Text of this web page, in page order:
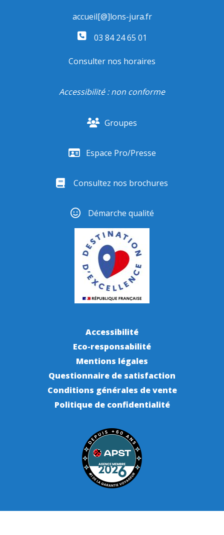
accueil[@]lons-jura.fr
03 84 24 65 01
Consulter nos horaires
Accessibilité : non conforme
Groupes
Espace Pro/Presse
Consultez nos brochures
Démarche qualité
Accessibilité
Eco-responsabilité
Mentions légales
Questionnaire de satisfaction
Conditions générales de vente
Politique de confidentialité